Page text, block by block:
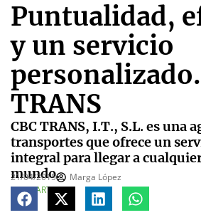
Puntualidad,
y un servicio
personalizado.
TRANS
CBC TRANS, I.T., S.L. es una
transportes que ofrece un
integral para llegar a
mundo.
21/04/2015
Marga López
COMPARTE